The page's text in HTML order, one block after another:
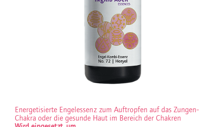
Energetisierte Engelessenz zum Auftropfen auf das Zungen-
Chakra oder die gesunde Haut im Bereich der Chakren